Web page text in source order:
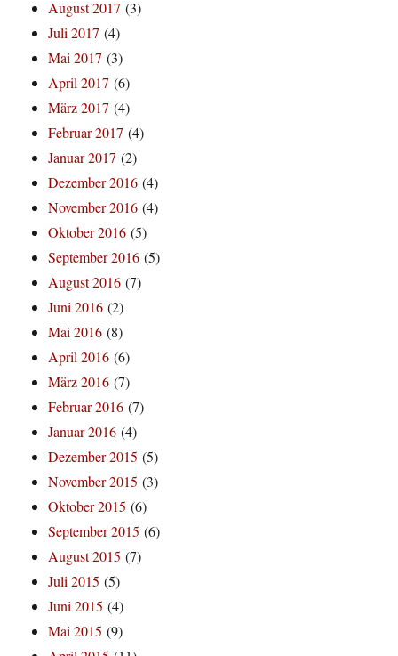
August 2017 (3)
Juli 2017 (4)
Mai 2017 (3)
April 2017 (6)
März 2017 (4)
Februar 2017 (4)
Januar 2017 (2)
Dezember 2016 (4)
November 2016 (4)
Oktober 2016 (5)
September 2016 (5)
August 2016 (7)
Juni 2016 (2)
Mai 2016 (8)
April 2016 (6)
März 2016 (7)
Februar 2016 (7)
Januar 2016 (4)
Dezember 2015 (5)
November 2015 (3)
Oktober 2015 (6)
September 2015 (6)
August 2015 (7)
Juli 2015 (5)
Juni 2015 (4)
Mai 2015 (9)